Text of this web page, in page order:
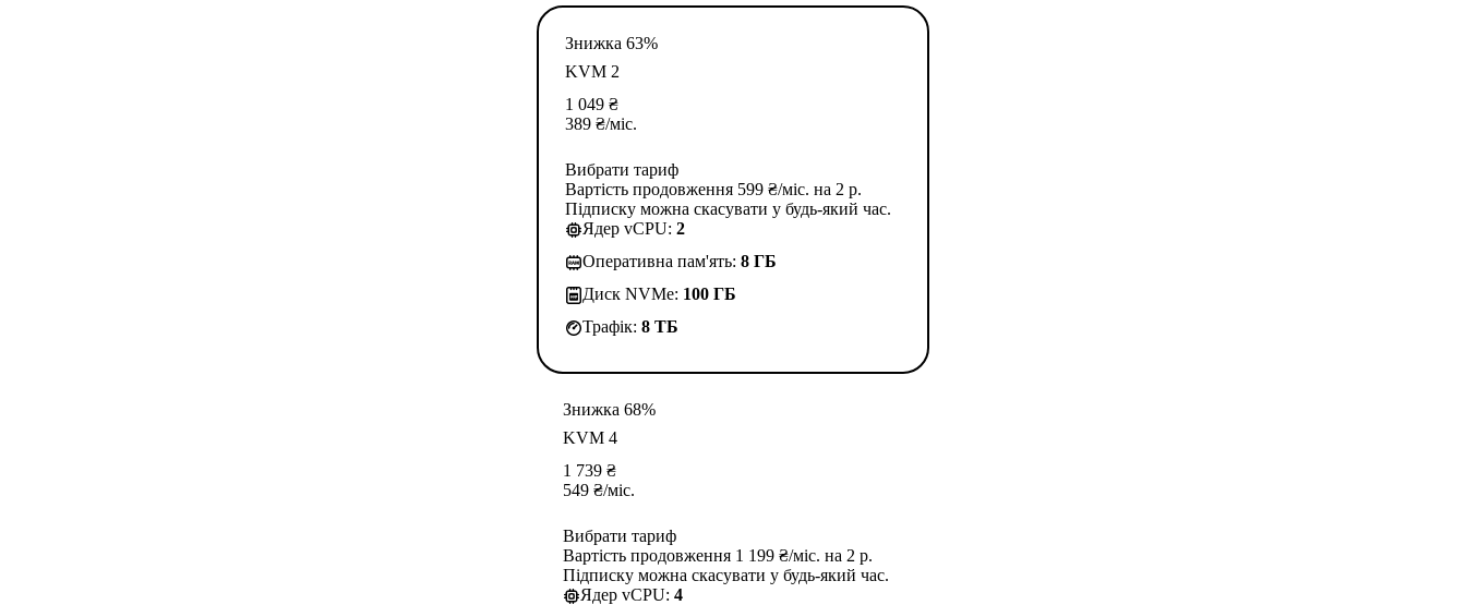
Знижка 63%
KVM 2
1 049 ₴
389 ₴/міс.
Вибрати тариф
Вартість продовження 599 ₴/міс. на 2 р.
Підписку можна скасувати у будь-який час.
Ядер vCPU: 2
Оперативна пам'ять: 8 ГБ
Диск NVMe: 100 ГБ
Трафік: 8 TБ
Знижка 68%
KVM 4
1 739 ₴
549 ₴/міс.
Вибрати тариф
Вартість продовження 1 199 ₴/міс. на 2 р.
Підписку можна скасувати у будь-який час.
Ядер vCPU: 4